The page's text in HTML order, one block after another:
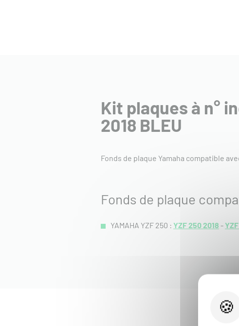
Kit plaques à n°
2018 BLEU
Fonds de plaque Yamaha compatible
Fonds de plaque
YAMAHA YZF 250 : YZF 250 2018 -